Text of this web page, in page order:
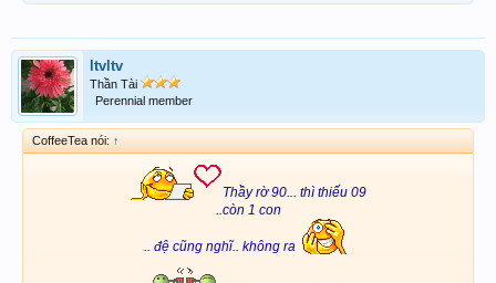
ltvltv
Thần Tài
Perennial member
CoffeeTea nói: ↑
Thầy rờ 90... thì thiếu 09
..còn 1 con
.. đệ cũng nghĩ.. không ra